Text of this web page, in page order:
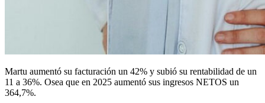
Martu aumentó su facturación un 42% y subió su rentabilidad de un
11 a 36%. Osea que en 2025 aumentó sus ingresos NETOS un
364,7%.